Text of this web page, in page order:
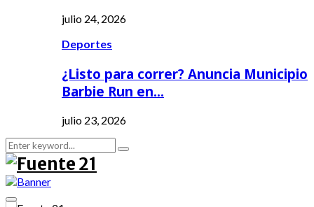
julio 24, 2026
Deportes
¿Listo para correr? Anuncia Municipio
Barbie Run en…
julio 23, 2026
Search
for:
Search
Primary